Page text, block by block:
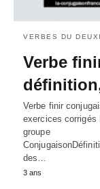
VERBES DU
Verbe
Verbe finir
exercices corrigés
groupe
des…
3 ans